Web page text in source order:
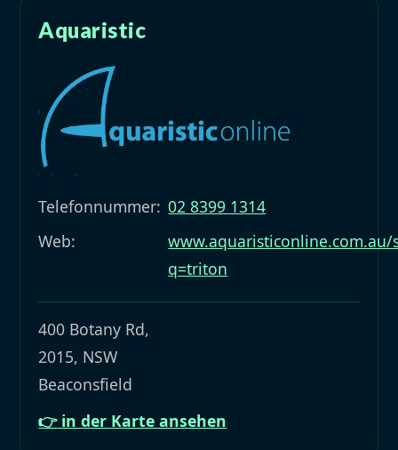
Aquaristic
Telefonnummer: 02 8399 1314
Web:
www.aquaristiconline.com.au/
q=triton
400 Botany Rd,
2015, NSW
Beaconsfield
👉 in der Karte ansehen